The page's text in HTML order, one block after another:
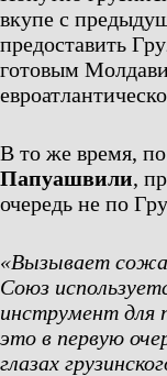
вкупе с
предоставить
готовым
В то же время,
Папуашвили,
очередь не по
«Вызывает
Союз
инструмент для
это в первую
глазах